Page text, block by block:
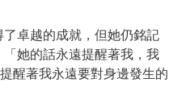
卓越的成就，但她仍銘記
她的話永遠提醒著我，我
醒著我永遠要對身邊發生的